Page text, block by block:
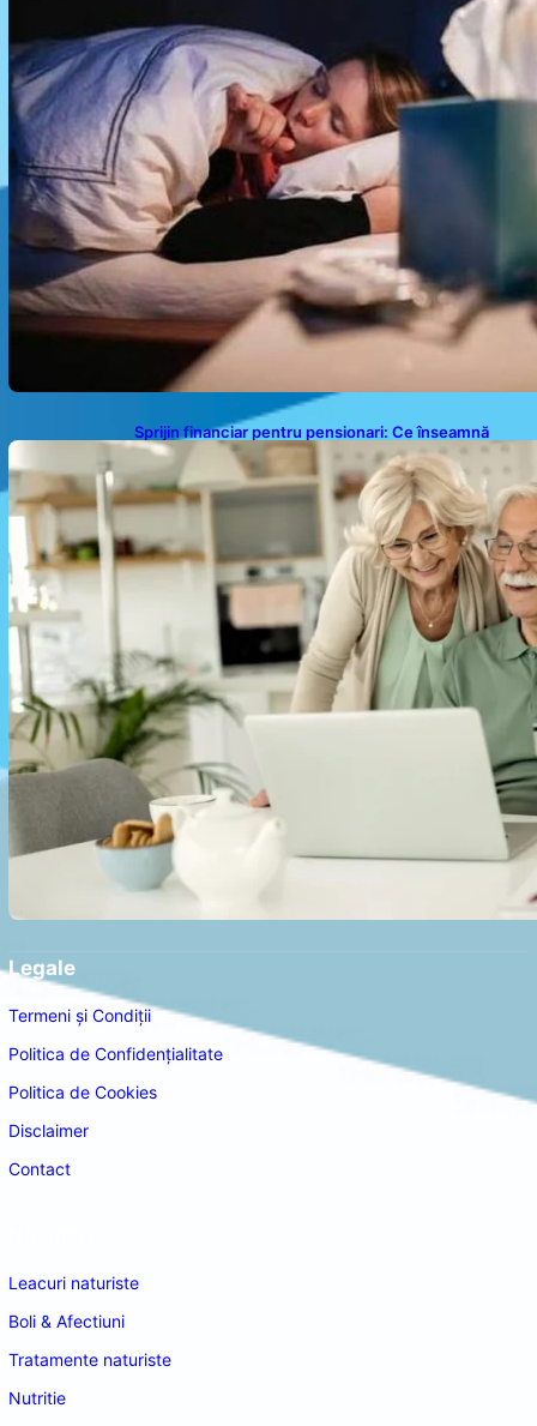
Sprijin financiar pentru pensionari: Ce înseamnă
ajutoarele de până la 500 de lei în 2026
Legale
Termeni și Condiții
Politica de Confidențialitate
Politica de Cookies
Disclaimer
Contact
Leacuri naturiste
Boli & Afectiuni
Tratamente naturiste
Nutritie